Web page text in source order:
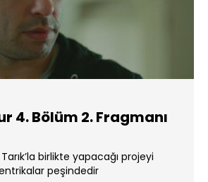
4. Bölüm 2. Fragmanı
birlikte yapacağı projeyi
peşindedir